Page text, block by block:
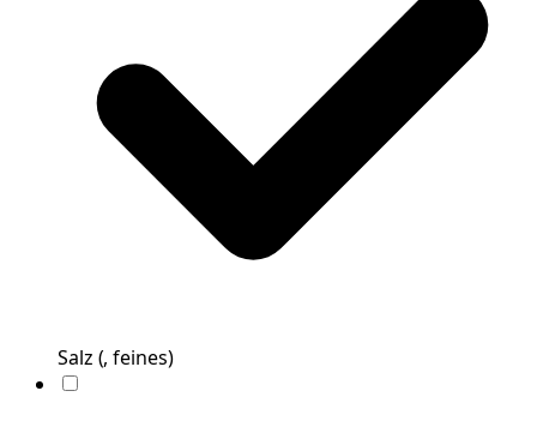
Salz (, feines)